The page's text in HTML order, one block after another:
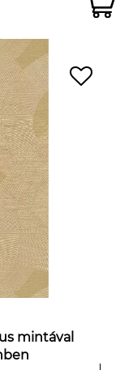
mintával